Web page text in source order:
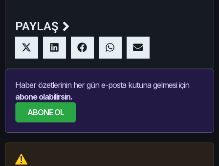
PAYLAŞ
Haber özetlerinin her gün e-posta kutuna gelmesi için
abone olabilirsin.
ABONE OL